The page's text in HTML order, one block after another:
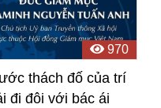
970
thách đố của trí
đi đôi với bác ái